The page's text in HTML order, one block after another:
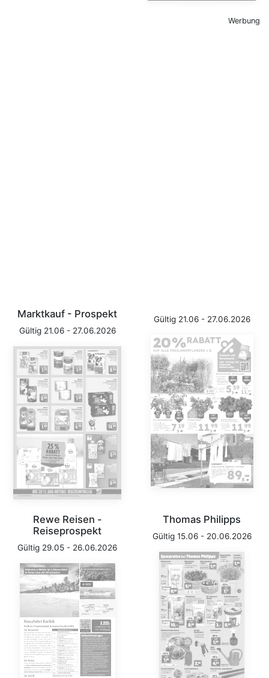
Werbung
Marktkauf - Prospekt
Gültig 21.06 - 27.06.2026
Gültig 21.06 - 27.06.2026
Rewe Reisen -
Reiseprospekt
Gültig 29.05 - 26.06.2026
Thomas Philipps
Gültig 15.06 - 20.06.2026